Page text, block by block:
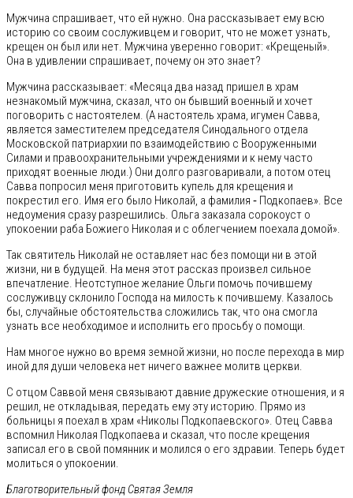
Мужчина спрашивает, что ей нужно. Она рассказывает ему всю
историю со своим сослуживцем и говорит, что не может узнать,
крещен он был или нет. Мужчина уверенно говорит: «Крещеный».
Она в удивлении спрашивает, почему он это знает?
Мужчина рассказывает: «Месяца два назад пришел в храм
незнакомый мужчина, сказал, что он бывший военный и хочет
поговорить с настоятелем. (А настоятель храма, игумен Савва,
является заместителем председателя Синодального отдела
Московской патриархии по взаимодействию с Вооруженными
Силами и правоохранительными учреждениями и к нему часто
приходят военные люди.) Они долго разговаривали, а потом отец
Савва попросил меня приготовить купель для крещения и
покрестил его. Имя его было Николай, а фамилия ‑ Подкопаев». Все
недоумения сразу разрешились. Ольга заказала сорокоуст о
упокоении раба Божиего Николая и с облегчением поехала домой».
Так святитель Николай не оставляет нас без помощи ни в этой
жизни, ни в будущей. На меня этот рассказ произвел сильное
впечатление. Неотступное желание Ольги помочь почившему
сослуживцу склонило Господа на милость к почившему. Казалось
бы, случайные обстоятельства сложились так, что она смогла
узнать все необходимое и исполнить его просьбу о помощи.
Нам многое нужно во время земной жизни, но после перехода в мир
иной для души человека нет ничего важнее молитв церкви.
С отцом Саввой меня связывают давние дружеские отношения, и я
решил, не откладывая, передать ему эту историю. Прямо из
больницы я поехал в храм «Николы Подкопаевского». Отец Савва
вспомнил Николая Подкопаева и сказал, что после крещения
записал его в свой помянник и молился о его здравии. Теперь будет
молиться о упокоении.
Благотворительный фонд Святая Земля